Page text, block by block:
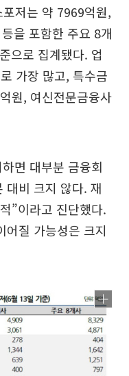
저는 약 7969억원,
을 포함한 주요 8개
으로 집계됐다. 업
가장 많고, 특수금
원, 여신전문금융사
면 대부분 금융회
대비 크지 않다. 재
”이라고 진단했다.
어질 가능성은 크지